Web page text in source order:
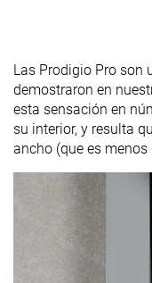
Las Prodigio Pro son
demostraron en
esta sensación en
su interior, y resulta
ancho (que es menos